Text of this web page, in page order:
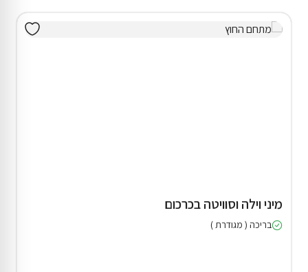
מיני וילה וסוויטה בכרכום
בריכה ( מגודרת )